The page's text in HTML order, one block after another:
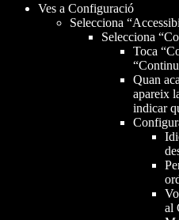
Ves a Configuració
Selecciona
Selecciona
Toca
Quan
apareix
indicar
al